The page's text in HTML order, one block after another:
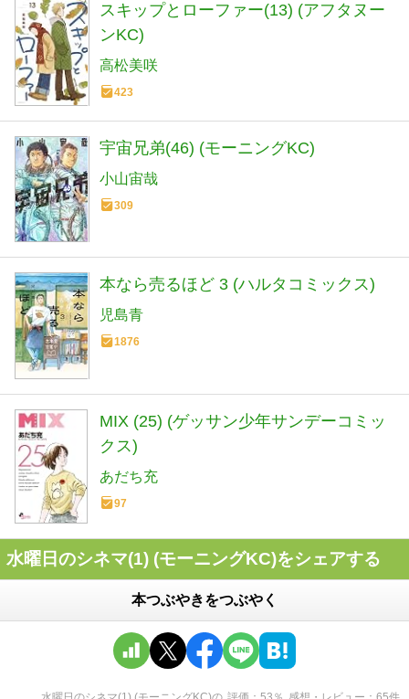
スキップとローファー(13) (アフタヌー
ンKC)
高松美咲
423
宇宙兄弟(46) (モーニングKC)
小山宙哉
309
本なら売るほど 3 (ハルタコミックス)
児島青
1876
MIX (25) (ゲッサン少年サンデーコミッ
クス)
あだち充
97
水曜日のシネマ(1) (モーニングKC)をシェアする
本つぶやきをつぶやく